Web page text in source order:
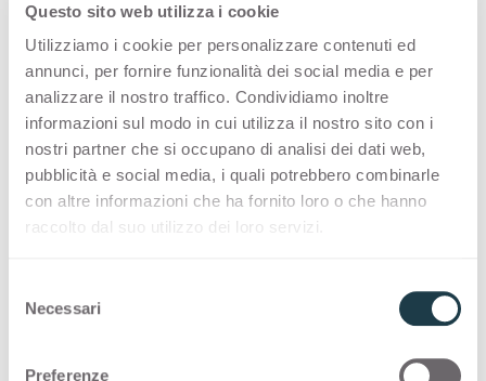
Questo sito web utilizza i cookie
Utilizziamo i cookie per personalizzare contenuti ed
annunci, per fornire funzionalità dei social media e per
analizzare il nostro traffico. Condividiamo inoltre
informazioni sul modo in cui utilizza il nostro sito con i
nostri partner che si occupano di analisi dei dati web,
pubblicità e social media, i quali potrebbero combinarle
con altre informazioni che ha fornito loro o che hanno
raccolto dal suo utilizzo dei loro servizi.
Necessari
Preferenze
Tuscus Nero Soft Stone Beige
Soft Stone Bianco Travertino Pompei
Ardesia
3255
Container
Ardesia
Marbre Provence
3272
Container
Marbre Provence
Firecoat
3276
Container
Volcanic Ash
3279
Container
Gioia Bianco
3281
Container
Abstract Aluminium
3283
Container
3294
Ardesia Avegno
Container